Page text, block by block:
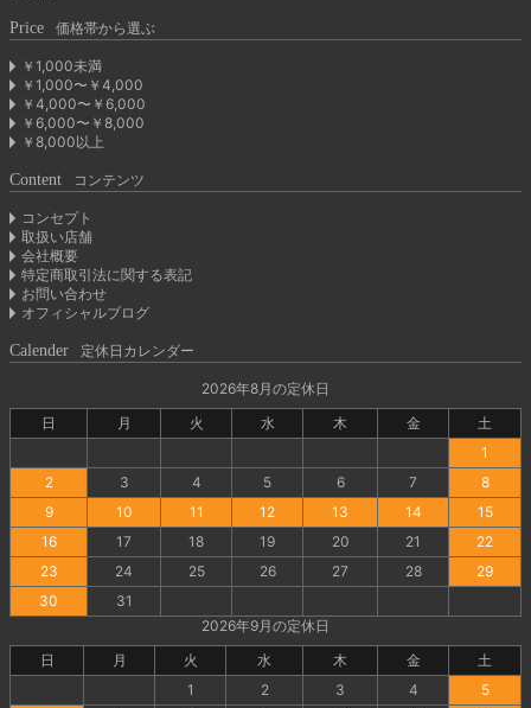
Price 価格帯から選ぶ
￥1,000未満
￥1,000〜￥4,000
￥4,000〜￥6,000
￥6,000〜￥8,000
￥8,000以上
Content コンテンツ
コンセプト
取扱い店舗
会社概要
特定商取引法に関する表記
お問い合わせ
オフィシャルブログ
Calender 定休日カレンダー
2026年8月の定休日
日
月 火 水 木 金
土
1
2
3 4 5 6 7
8
9
10 11 12 13 14
15
16
17 18 19 20 21
22
23
24 25 26 27 28
29
30
31
2026年9月の定休日
日
月 火 水 木 金
土
1
2 3 4
5